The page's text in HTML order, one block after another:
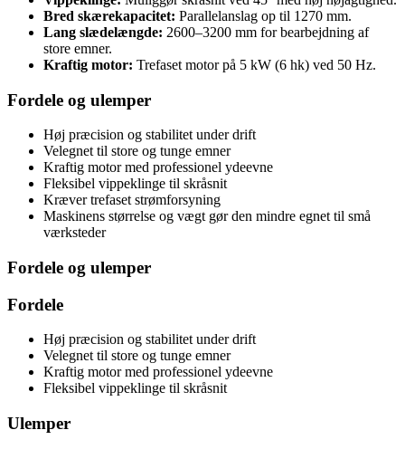
Bred skærekapacitet: Parallelanslag op til 1270 mm.
Lang slædelængde: 2600–3200 mm for bearbejdning af
store emner.
Kraftig motor: Trefaset motor på 5 kW (6 hk) ved 50 Hz.
Fordele og ulemper
Høj præcision og stabilitet under drift
Velegnet til store og tunge emner
Kraftig motor med professionel ydeevne
Fleksibel vippeklinge til skråsnit
Kræver trefaset strømforsyning
Maskinens størrelse og vægt gør den mindre egnet til små
værksteder
Fordele og ulemper
Fordele
Høj præcision og stabilitet under drift
Velegnet til store og tunge emner
Kraftig motor med professionel ydeevne
Fleksibel vippeklinge til skråsnit
Ulemper